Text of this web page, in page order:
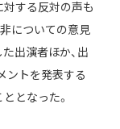
対する反対の声も
についての意見
出演者ほか、出
ントを発表する
となった。